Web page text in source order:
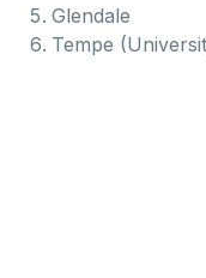
Glendale
Tempe